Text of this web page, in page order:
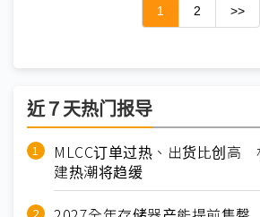
1 2 >>
近７天热门报导
MLCC订单过热、出货比创高
建热潮将趋缓